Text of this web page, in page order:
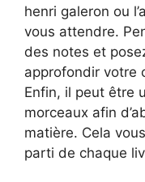
henri galeron ou
vous attendre.
des notes et
approfondir votre
Enfin, il peut être
morceaux afin
matière. Cela
parti de chaque